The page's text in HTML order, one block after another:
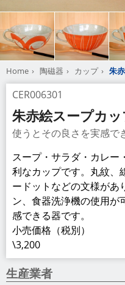
Home 陶磁器 カップ 朱
CER006301
朱赤絵スープカ
使うとその良さを実感で
スープ・サラダ・カレー
利なカップです。丸紋、
ードットなどの文様があ
ン、食器洗浄機の使用が
感できる器です。
小売価格（税別）
\3,200
生産業者